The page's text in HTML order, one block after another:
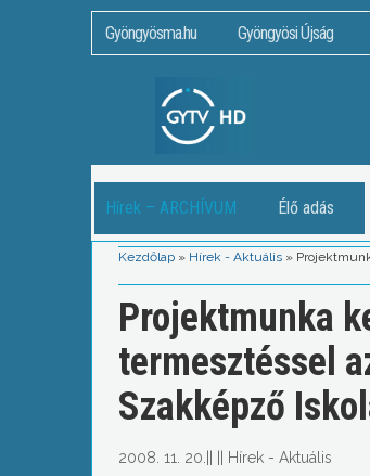
Gyöngyösma.hu Gyöngyösi Újság
Hírek – ARCHÍVUM Élő adás
Kezdőlap » Hírek - Aktuális »
Projektmunka
termesztéssel
Szakképző
2008. 11. 20. Hírek - Aktuális